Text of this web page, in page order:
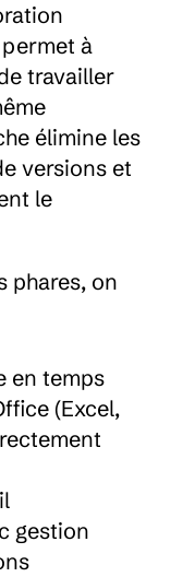
à
travailler
élimine les
versions et
le
phares, on
en temps
(Excel,
gestion